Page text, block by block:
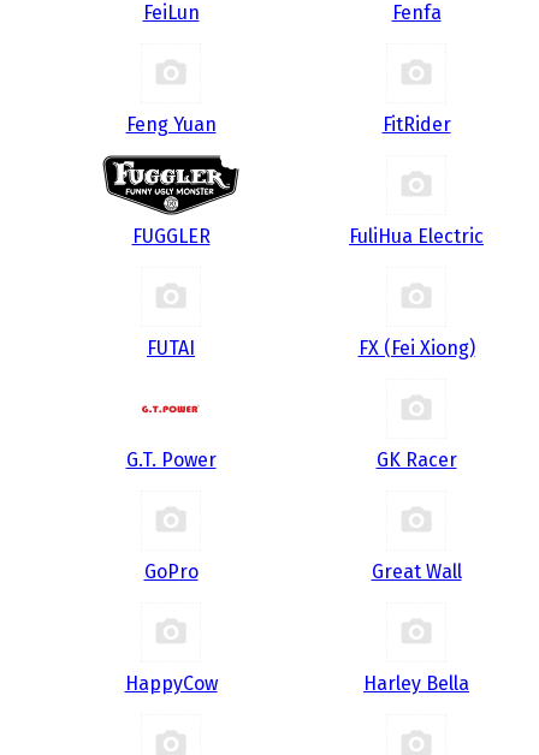
FeiLun Fenfa
Feng Yuan FitRider
FUGGLER FuliHua Electric
FUTAI FX (Fei Xiong)
G.T. Power GK Racer
GoPro Great Wall
HappyCow Harley Bella